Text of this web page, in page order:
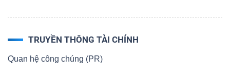
TRUYỀN THÔNG TÀI CHÍNH
Quan hệ công chúng (PR)